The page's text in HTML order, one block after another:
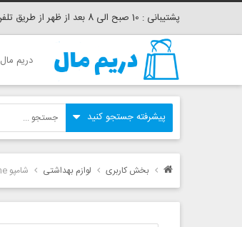
پشتیبانی : 10 صبح الی 8 بعد از ظهر از طریق تلفن 09039576277
دریم مال
بخش کاربری لوازم بهداشتی شامپو Pantene مدل Long Black